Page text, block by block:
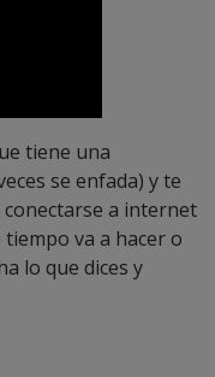
tiene una
se enfada) y te
a internet
va a hacer o
lo que dices y